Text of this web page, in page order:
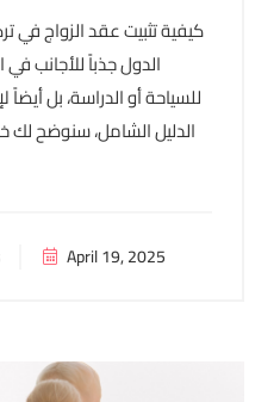
الدول جذباً للأجانب
للسياحة أو الدراسة، بل
الدليل الشامل، سنوضح لك
April 19, 2025